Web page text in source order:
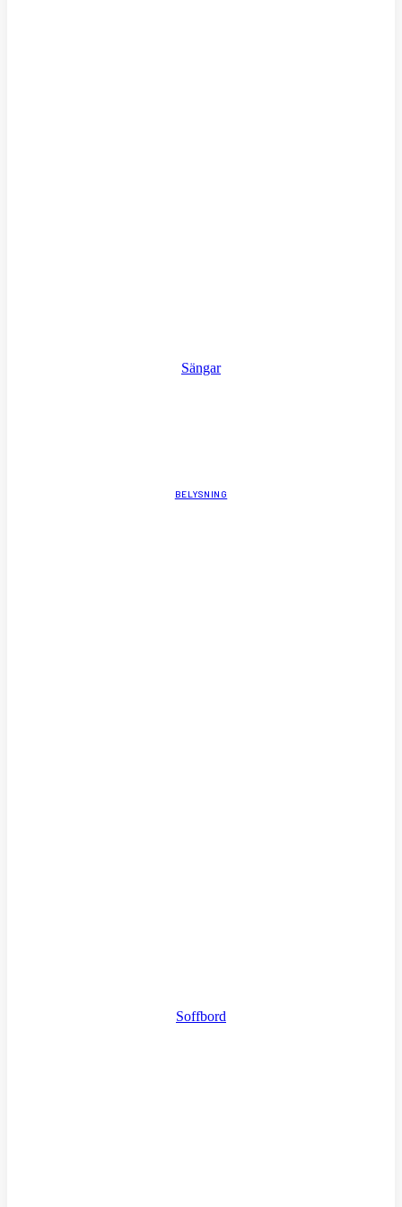
Sängar
Soffbord
BELYSNING